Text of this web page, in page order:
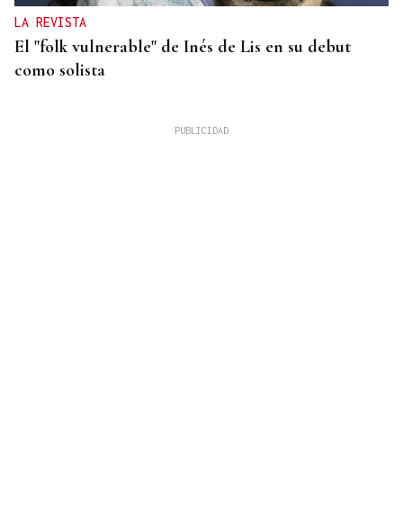
LA REVISTA
El "folk vulnerable" de Inés de Lis en su debut
como solista